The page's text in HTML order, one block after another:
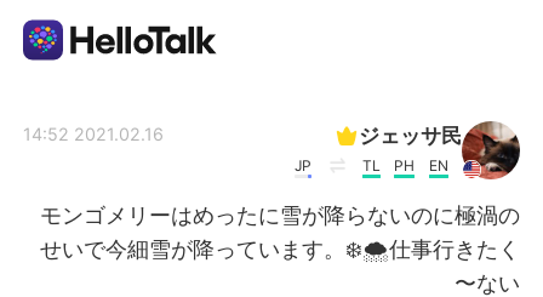
العربية
ジェッサ民
EN
PH
TL
JP
2021.02.16 14:52
モンゴメリーはめったに雪が降らないのに極渦の
せいで今細雪が降っています。❄️🌨仕事行きたく
ない〜